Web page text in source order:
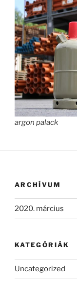
argon palack
ARCHÍVUM
2020. március
KATEGÓRIÁK
Uncategorized